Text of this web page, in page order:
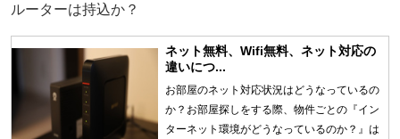
ルーターは持込か？
ネット無料、Wifi無料、ネット対応の
違いにつ...
お部屋のネット対応状況はどうなっているの
か？お部屋探しをする際、物件ごとの『イン
ターネット環境がどうなっているのか？』は